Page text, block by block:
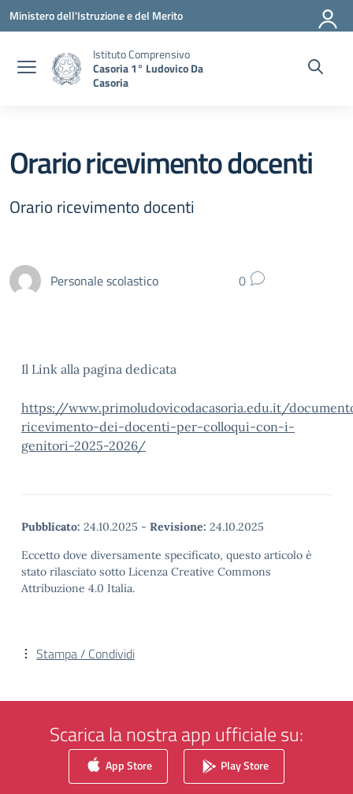
Vai ai contenuti
Vai al menu di navigazione
Vai al footer
Ministero dell'Istruzione e del Merito
Istituto Comprensivo
Casoria 1° Ludovico Da
Casoria
Orario ricevimento docenti
Orario ricevimento docenti
Personale scolastico 0
Il Link alla pagina dedicata
https://www.primoludovicodacasoria.edu.it/
ricevimento-dei-docenti-per-colloqui-con-i-
genitori-2025-2026/
Pubblicato: 24.10.2025 - Revisione: 24.10.2025
Eccetto dove diversamente specificato, questo articolo è
stato rilasciato sotto Licenza Creative Commons
Attribuzione 4.0 Italia.
Stampa / Condividi
Scarica la nostra app ufficiale su:
App Store Play Store